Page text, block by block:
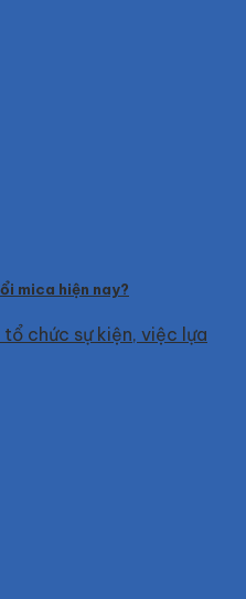
mica hiện nay?
chức sự kiện, việc lựa